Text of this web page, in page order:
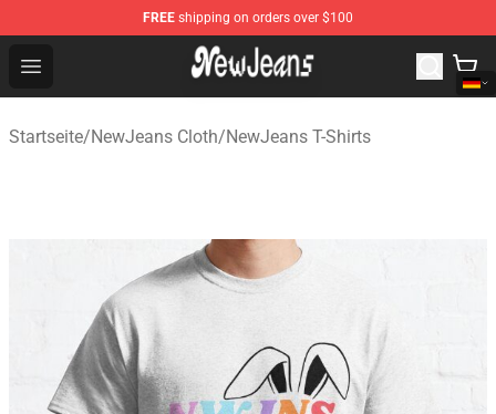
FREE shipping on orders over $100
Open menu
NewJeans Store - Official NewJeans Merchandise Shop
Startseite/NewJeans Cloth/NewJeans T-Shirts